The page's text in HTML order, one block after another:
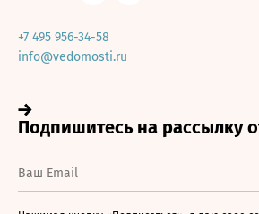
+7 495 956-34-58
info@vedomosti.ru